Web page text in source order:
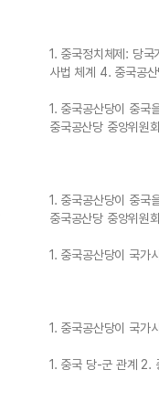
1. 중국정치체제: 당
사법 체계 4. 중국공
1. 중국공산당이 중국
중국공산당 중앙위원
1. 중국공산당이 중국
중국공산당 중앙위원
1. 중국공산당이 국가
1. 중국공산당이 국가
1. 중국 당-군 관계 2.